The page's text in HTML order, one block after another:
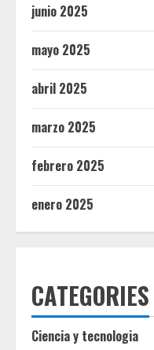
junio 2025
mayo 2025
abril 2025
marzo 2025
febrero 2025
enero 2025
CATEGORIES
Ciencia y tecnologia